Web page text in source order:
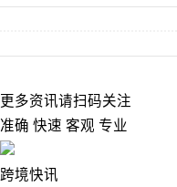
更多资讯请扫码关注
准确 快速 客观 专业
跨境快讯